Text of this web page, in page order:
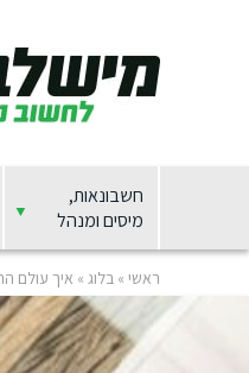
חשבונאות,
מיסים ומנהל
ראשי »בלוג » איך עולם